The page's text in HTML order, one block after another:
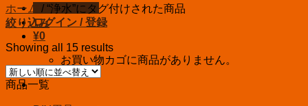
お問い合わせ
ログイン / 登録
¥0
お買い物カゴに商品がありません。
ホーム / “浄水”にタグ付けされた商品
絞り込み
Showing all 15 results
商品一覧